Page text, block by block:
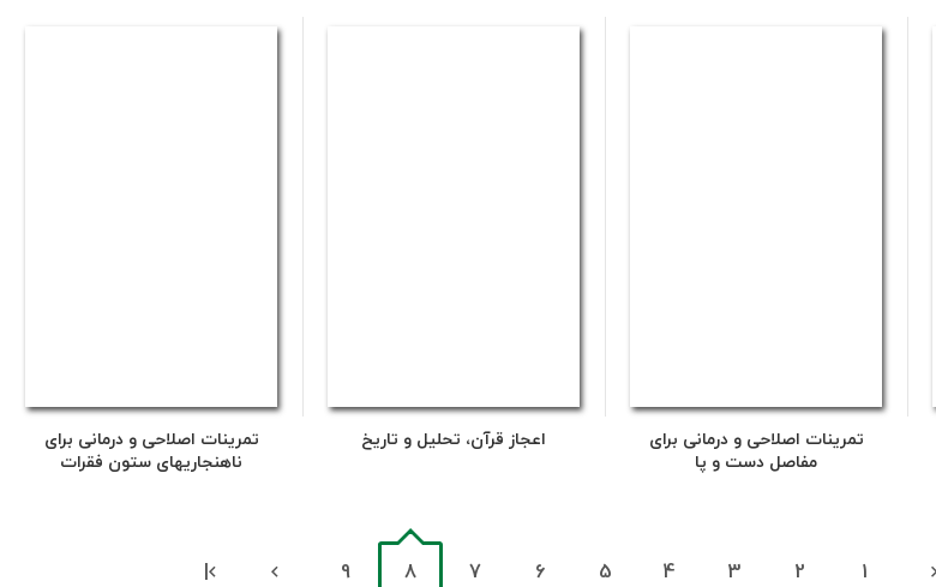
تمرینات اصلاحی و درمانی برای
مفاصل دست و پا
اعجاز قرآن، تحلیل و تاریخ
تمرینات اصلاحی و درمانی برای
ناهنجاریهای ستون فقرات
1
2
3
4
5
6
7
8
9